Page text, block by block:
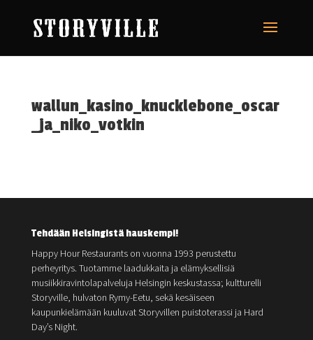
wallun_kasino_knucklebone_oscar
_ja_niko_votkin
Tehdään Helsingistä hauskempi!
Happy Hour Restaurants on vuonna 1993 perustettu
perheyritys. Tuotamme laadukkaita ja elämyksellisiä
musiikkiravintolapalveluja Helsingin keskustassa; kultturelli
Storyville, hulvaton Rymy-Eetu, sekä kesäiseen
kaupunkielämään kuuluvat Storyvillen puistoterassi ja Hard
Day’s Night.